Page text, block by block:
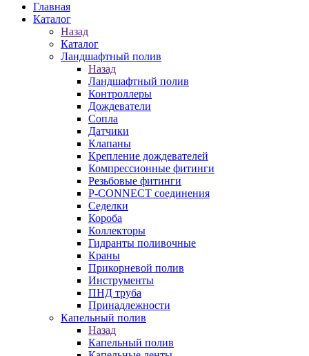
Главная
Каталог
Назад
Каталог
Ландшафтный полив
Назад
Ландшафтный полив
Контроллеры
Дождеватели
Сопла
Датчики
Клапаны
Крепление дождевателей
Компрессионные фитинги
Резьбовые фитинги
P-CONNECT соединения
Седелки
Короба
Коллекторы
Гидранты поливочные
Краны
Прикорневой полив
Инструменты
ПНД труба
Принадлежности
Капельный полив
Назад
Капельный полив